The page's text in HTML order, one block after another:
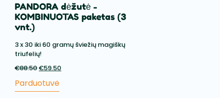
PANDORA dėžutė -
KOMBINUOTAS paketas (3
vnt.)
3 x 30 iki 60 gramų šviežių magiškų
triufelių!
€88.50Pradinė
buvo:
€59.50
Parduotuvė